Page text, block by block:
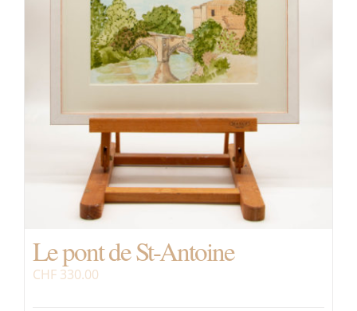
Le pont de St-Antoine
CHF 330.00